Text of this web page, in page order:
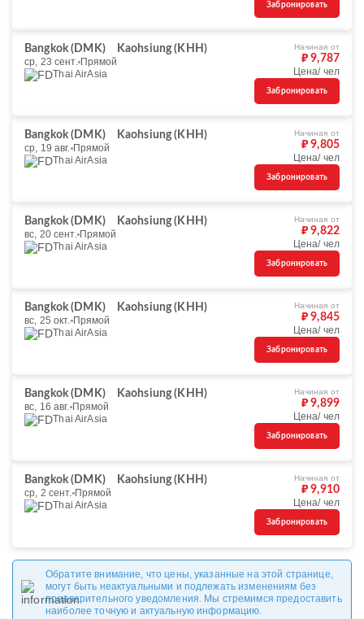
Забронировать
Bangkok (DMK)
Kaohsiung (KHH)
ср, 23 сент. Прямой
Thai AirAsia
Начиная от
₽ 9,787
Цена/ чел
Забронировать
Bangkok (DMK)
Kaohsiung (KHH)
ср, 19 авг. Прямой
Thai AirAsia
Начиная от
₽ 9,805
Цена/ чел
Забронировать
Bangkok (DMK)
Kaohsiung (KHH)
вс, 20 сент. Прямой
Thai AirAsia
Начиная от
₽ 9,822
Цена/ чел
Забронировать
Bangkok (DMK)
Kaohsiung (KHH)
вс, 25 окт. Прямой
Thai AirAsia
Начиная от
₽ 9,845
Цена/ чел
Забронировать
Bangkok (DMK)
Kaohsiung (KHH)
вс, 16 авг. Прямой
Thai AirAsia
Начиная от
₽ 9,899
Цена/ чел
Забронировать
Bangkok (DMK)
Kaohsiung (KHH)
ср, 2 сент. Прямой
Thai AirAsia
Начиная от
₽ 9,910
Цена/ чел
Забронировать
Обратите внимание, что цены, указанные на этой странице,
могут быть неактуальными и подлежать изменениям без
предварительного уведомления. Мы стремимся предоставить
наиболее точную и актуальную информацию.